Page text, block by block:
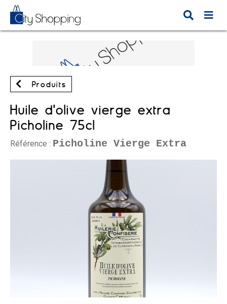
Produits
Huile d'olive vierge extra
Picholine 75cl
Référence : Picholine Vierge Extra